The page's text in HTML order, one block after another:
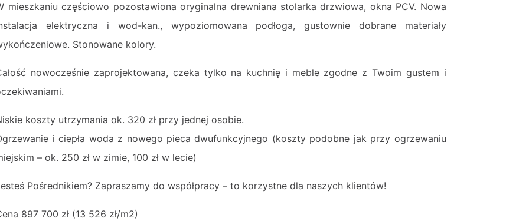
mieszkaniu częściowo pozostawiona oryginalna drewniana stolarka drzwiowa, okna PCV. Nowa
elektryczna i wod-kan., wypoziomowana podłoga, gustownie dobrane materiały
Stonowane kolory.
nowocześnie zaprojektowana, czeka tylko na kuchnię i meble zgodne z Twoim gustem i
koszty utrzymania ok. 320 zł przy jednej osobie.
i ciepła woda z nowego pieca dwufunkcyjnego (koszty podobne jak przy ogrzewaniu
– ok. 250 zł w zimie, 100 zł w lecie)
Pośrednikiem? Zapraszamy do współpracy – to korzystne dla naszych klientów!
897 700 zł (13 526 zł/m2)